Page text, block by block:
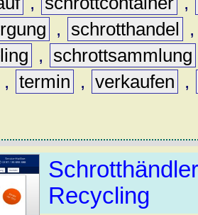
, schrotthandel
, schrottsammlung
, termin , verkaufen
,
Recycling